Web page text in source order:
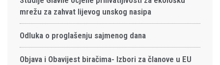
mrežu za zahvat lijevog unskog nasipa
Odluka o proglašenju sajmenog dana
Objava i Obavijest biračima- Izbori za članove u EU